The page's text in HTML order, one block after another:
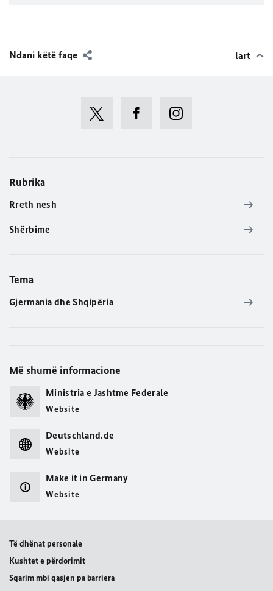
Ndani këtë faqe lart
Rubrika
Rreth nesh
Shërbime
Tema
Gjermania dhe Shqipëria
Më shumë informacione
Ministria e Jashtme Federale
Website
Deutschland.de
Website
Make it in Germany
Website
Të dhënat personale
Kushtet e përdorimit
Sqarim mbi qasjen pa barriera